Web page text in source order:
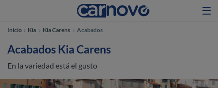
Inicio Kia Kia Carens Acabados
Acabados Kia Carens
En la variedad está el gusto